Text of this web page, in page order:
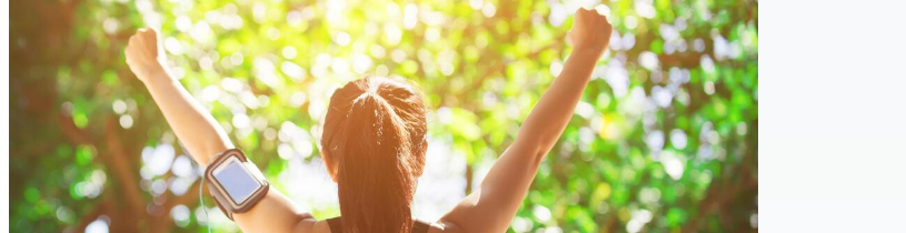
Images Éditoriales
Événements Éditoriaux